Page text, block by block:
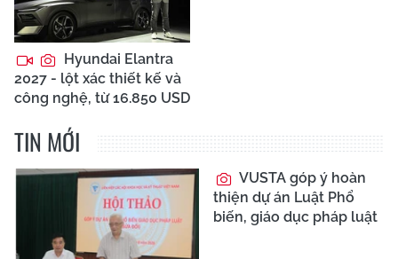
Hyundai Elantra
2027 - lột xác thiết kế và
công nghệ, từ 16.850 USD
TIN MỚI
VUSTA góp ý hoàn
thiện dự án Luật Phổ
biến, giáo dục pháp luật